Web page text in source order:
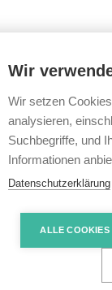
News
Wir
Wir setzen
analysieren,
Suchbegriffe, und
Informationen
Datenschutzerklärung
ALLE COOKIES